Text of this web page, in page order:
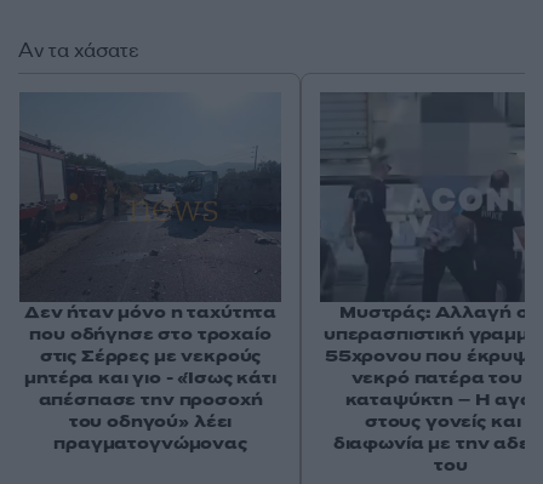
Αν τα χάσατε
Δεν ήταν μόνο η ταχύτητα
που οδήγησε στο τροχαίο
στις Σέρρες με νεκρούς
μητέρα και γιο - «Ίσως κάτι
απέσπασε την προσοχή
του οδηγού» λέει
πραγματογνώμονας
Μυστράς: Αλλαγή
υπερασπιστική
55χρονου που έκρυψε
νεκρό πατέρα του
καταψύκτη – Η
στους γονείς και η
διαφωνία με την
του